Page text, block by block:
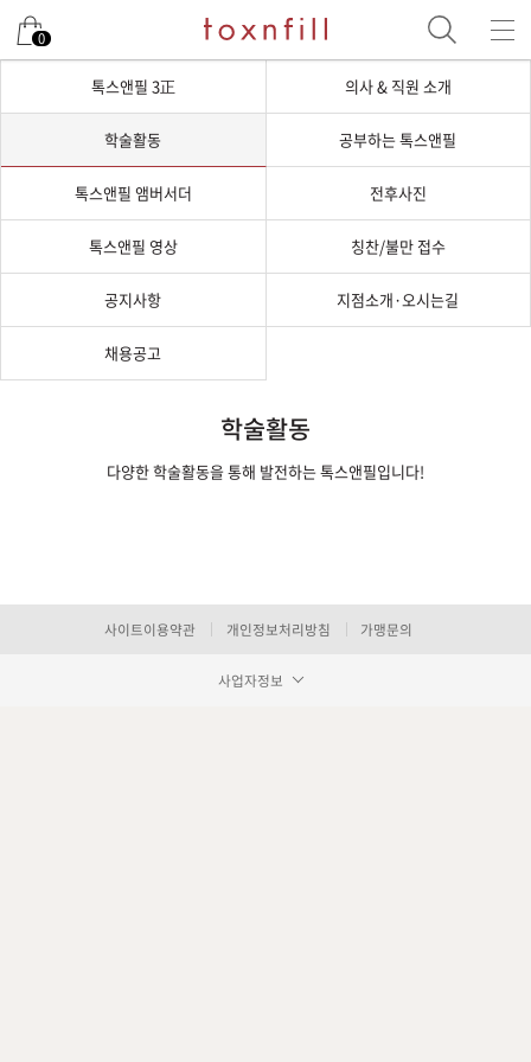
0
톡스앤필 3正 의사 & 직원 소개
학술활동 공부하는 톡스앤필
톡스앤필 앰버서더 전후사진
톡스앤필 영상 칭찬/불만 접수
공지사항 지점소개·오시는길
채용공고
학술활동
다양한 학술활동을 통해 발전하는 톡스앤필입니다!
사이트이용약관 개인정보처리방침 가맹문의
사업자정보